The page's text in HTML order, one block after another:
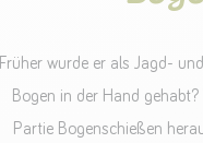
Früher wurde er als Jagd-
Bogen in der Hand
Partie Bogenschießen